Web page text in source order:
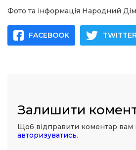
Фото та інформація Народний Дім
FACEBOOK TWITTER
Залишити
Щоб відправити коментар вам
авторизуватись.